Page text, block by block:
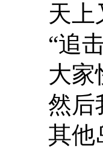
天上
“追
大家
然后
其他